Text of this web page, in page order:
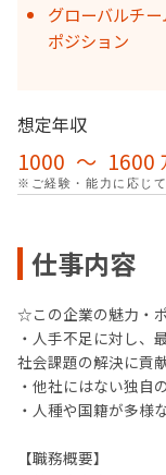
グローバルチ
ポジション
想定年収
1000 〜 1600
※ご経験・能力に応じ
仕事内容
☆この企業の魅力・
・人手不足に対し、
社会課題の解決に貢
・他社にはない独自
・人種や国籍が多様
【職務概要】